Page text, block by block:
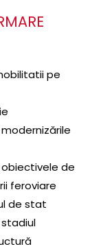
pe
de
feroviare
de stat